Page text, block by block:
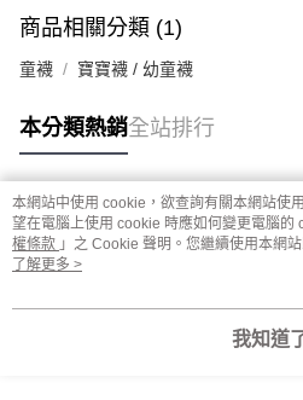
商品相關分類 (1)
童襪 寶寶襪 / 幼童襪
本分類熱銷全站排行
熱門標籤
本網站中使用 cookie，欲查詢有關本網站使
望在電腦上使用 cookie 時應如何變更電腦的
權條款 」之 Cookie 聲明。您繼續使用本網
用條款之 Cookie 聲明使用 cookie。
了解更多 >
我知道